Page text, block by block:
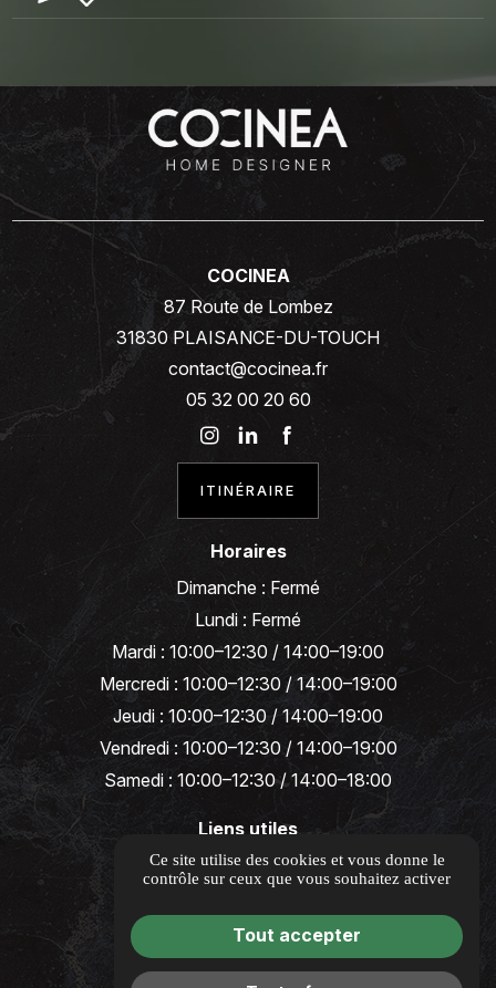
COCINEA
87 Route de Lombez
31830 PLAISANCE-DU-TOUCH
contact@cocinea.fr
05 32 00 20 60
ITINÉRAIRE
Horaires
Dimanche : Fermé
Lundi : Fermé
Mardi : 10:00–12:30 / 14:00–19:00
Mercredi : 10:00–12:30 / 14:00–19:00
Jeudi : 10:00–12:30 / 14:00–19:00
Vendredi : 10:00–12:30 / 14:00–19:00
Samedi : 10:00–12:30 / 14:00–18:00
Liens utiles
Guide local
Informations complémentaires
Mentions légales
Politique de confidentialité
Ce site utilise des cookies et vous donne le
contrôle sur ceux que vous souhaitez activer
Tout accepter